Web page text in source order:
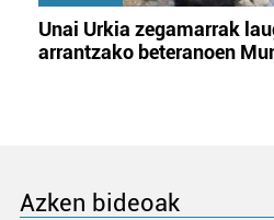
Unai Urkia zegamarrak
arrantzako beteranoen
Azken bideoak